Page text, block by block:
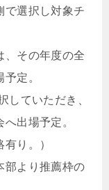
で選択し対象チ
その年度の全
定。
していただき、
出場予定。
り。）
より推薦枠の